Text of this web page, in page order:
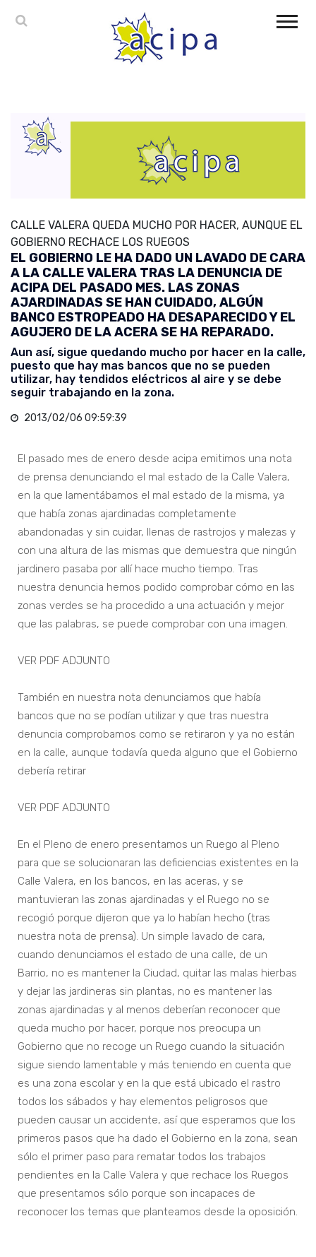
CALLE VALERA QUEDA MUCHO POR HACER, AUNQUE EL
GOBIERNO RECHACE LOS RUEGOS
EL GOBIERNO LE HA DADO UN LAVADO DE CARA
A LA CALLE VALERA TRAS LA DENUNCIA DE
ACIPA DEL PASADO MES. LAS ZONAS
AJARDINADAS SE HAN CUIDADO, ALGÚN
BANCO ESTROPEADO HA DESAPARECIDO Y EL
AGUJERO DE LA ACERA SE HA REPARADO.
Aun así, sigue quedando mucho por hacer en la calle,
puesto que hay mas bancos que no se pueden
utilizar, hay tendidos eléctricos al aire y se debe
seguir trabajando en la zona.
2013/02/06 09:59:39
El pasado mes de enero desde acipa emitimos una nota
de prensa denunciando el mal estado de la Calle Valera,
en la que lamentábamos el mal estado de la misma, ya
que había zonas ajardinadas completamente
abandonadas y sin cuidar, llenas de rastrojos y malezas y
con una altura de las mismas que demuestra que ningún
jardinero pasaba por allí hace mucho tiempo. Tras
nuestra denuncia hemos podido comprobar cómo en las
zonas verdes se ha procedido a una actuación y mejor
que las palabras, se puede comprobar con una imagen.
VER PDF ADJUNTO
También en nuestra nota denunciamos que había
bancos que no se podían utilizar y que tras nuestra
denuncia comprobamos como se retiraron y ya no están
en la calle, aunque todavía queda alguno que el Gobierno
debería retirar
VER PDF ADJUNTO
En el Pleno de enero presentamos un Ruego al Pleno
para que se solucionaran las deficiencias existentes en la
Calle Valera, en los bancos, en las aceras, y se
mantuvieran las zonas ajardinadas y el Ruego no se
recogió porque dijeron que ya lo habían hecho (tras
nuestra nota de prensa). Un simple lavado de cara,
cuando denunciamos el estado de una calle, de un
Barrio, no es mantener la Ciudad, quitar las malas hierbas
y dejar las jardineras sin plantas, no es mantener las
zonas ajardinadas y al menos deberían reconocer que
queda mucho por hacer, porque nos preocupa un
Gobierno que no recoge un Ruego cuando la situación
sigue siendo lamentable y más teniendo en cuenta que
es una zona escolar y en la que está ubicado el rastro
todos los sábados y hay elementos peligrosos que
pueden causar un accidente, así que esperamos que los
primeros pasos que ha dado el Gobierno en la zona, sean
sólo el primer paso para rematar todos los trabajos
pendientes en la Calle Valera y que rechace los Ruegos
que presentamos sólo porque son incapaces de
reconocer los temas que planteamos desde la oposición.